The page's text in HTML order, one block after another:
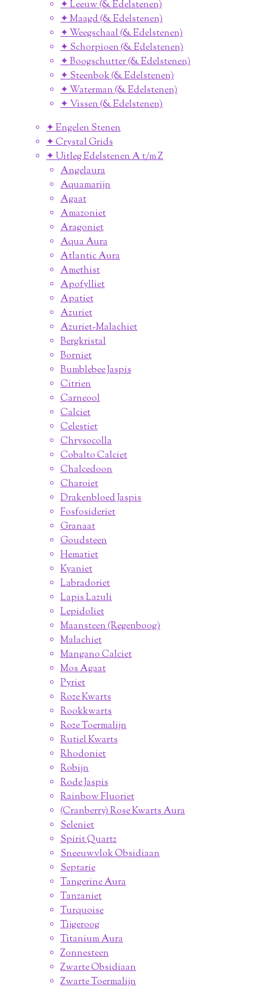
✦ Leeuw (& Edelstenen)
✦ Maagd (& Edelstenen)
✦ Weegschaal (& Edelstenen)
✦ Schorpioen (& Edelstenen)
✦ Boogschutter (& Edelstenen)
✦ Steenbok (& Edelstenen)
✦ Waterman (& Edelstenen)
✦ Vissen (& Edelstenen)
✦ Engelen Stenen
✦ Crystal Grids
✦ Uitleg Edelstenen A t/m Z
Angelaura
Aquamarijn
Agaat
Amazoniet
Aragoniet
Aqua Aura
Atlantic Aura
Amethist
Apofylliet
Apatiet
Azuriet
Azuriet-Malachiet
Bergkristal
Borniet
Bumblebee Jaspis
Citrien
Carneool
Calciet
Celestiet
Chrysocolla
Cobalto Calciet
Chalcedoon
Charoiet
Drakenbloed Jaspis
Fosfosideriet
Granaat
Goudsteen
Hematiet
Kyaniet
Labradoriet
Lapis Lazuli
Lepidoliet
Maansteen (Regenboog)
Malachiet
Mangano Calciet
Mos Agaat
Pyriet
Roze Kwarts
Rookkwarts
Roze Toermalijn
Rutiel Kwarts
Rhodoniet
Robijn
Rode Jaspis
Rainbow Fluoriet
(Cranberry) Rose Kwarts Aura
Seleniet
Spirit Quartz
Sneeuwvlok Obsidiaan
Septarie
Tangerine Aura
Tanzaniet
Turquoise
Tijgeroog
Titanium Aura
Zonnesteen
Zwarte Obsidiaan
Zwarte Toermalijn